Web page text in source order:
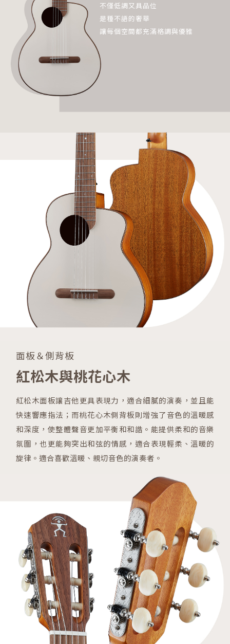
不僅低調又具品位
是種不語的奢華
讓每個空間都充滿格調與優雅
面板＆側背板
紅松木與桃花心木
紅松木面板讓吉他更具表現力，適合細膩的演奏，並且能
快速響應指法；而桃花心木側背板則增強了音色的溫暖感
和深度，使整體聲音更加平衡和和諧。能提供柔和的音樂
氛圍，也更能夠突出和弦的情感，適合表現輕柔、溫暖的
旋律。適合喜歡溫暖、親切音色的演奏者。